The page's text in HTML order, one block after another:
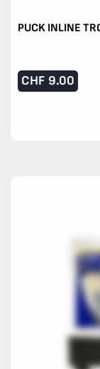
PUCK INLINE
CHF 9.00